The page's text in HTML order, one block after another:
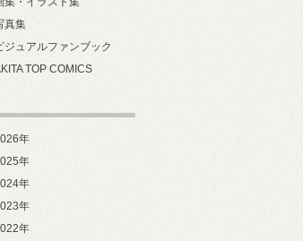
真集
ジュアルファンブック
TOP COMICS
年
年
年
年
年